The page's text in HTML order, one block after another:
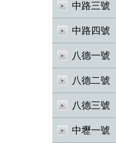
中路三號
中路四號
八德一號
八德二號
八德三號
中壢一號